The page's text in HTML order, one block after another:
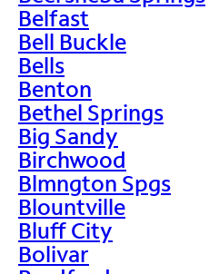
Belfast
Bell Buckle
Bells
Benton
Bethel Springs
Big Sandy
Birchwood
Blmngton Spgs
Blountville
Bluff City
Bolivar